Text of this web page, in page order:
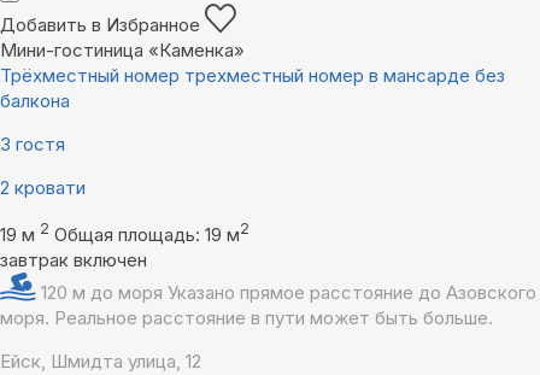
Добавить в Избранное
Мини-гостиница «Каменка»
Трёхместный номер трехместный номер в мансарде без
балкона
3 гостя
2 кровати
19 м 2 Общая площадь: 19 м2
завтрак включен
120 м до моря Указано прямое расстояние до Азовского
моря. Реальное расстояние в пути может быть больше.
Ейск, Шмидта улица, 12